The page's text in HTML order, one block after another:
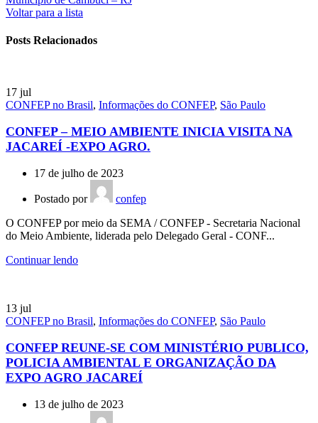
Voltar para a lista
Posts Relacionados
17 jul
CONFEP no Brasil, Informações do CONFEP, São Paulo
CONFEP – MEIO AMBIENTE INICIA VISITA NA
JACAREÍ -EXPO AGRO.
17 de julho de 2023
Postado por
confep
O CONFEP por meio da SEMA / CONFEP - Secretaria Nacional
do Meio Ambiente, liderada pelo Delegado Geral - CONF...
Continuar lendo
13 jul
CONFEP no Brasil, Informações do CONFEP, São Paulo
CONFEP REUNE-SE COM MINISTÉRIO PUBLICO,
POLICIA AMBIENTAL E ORGANIZAÇÃO DA
EXPO AGRO JACAREÍ
13 de julho de 2023